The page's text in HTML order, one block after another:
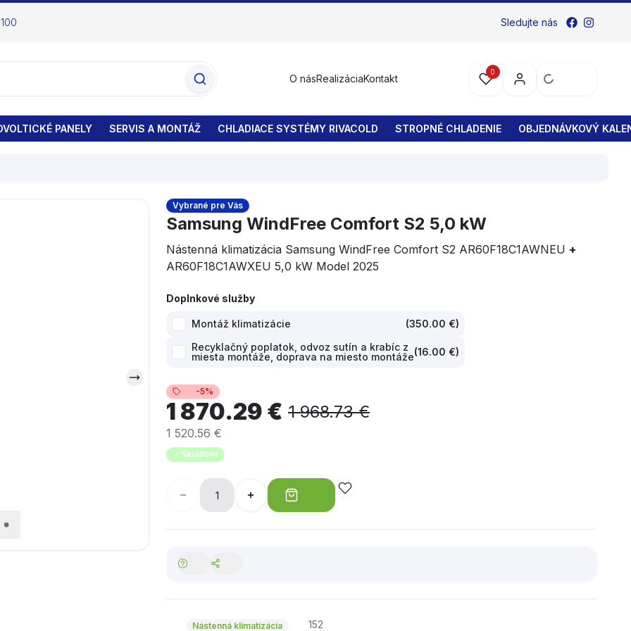
Sledujte nás
O násRealizáciaKontakt
0
PANELY SERVIS A MONTÁŽ CHLADIACE SYSTÉMY RIVACOLD STROPNÉ CHLADENIE OBJEDNÁVKOVÝ
Vybrané pre Vás
Samsung WindFree Comfort S2 5,0 kW
Nástenná klimatizácia Samsung WindFree Comfort S2 AR60F18C1AWNEU +
AR60F18C1AWXEU 5,0 kW Model 2025
Doplnkové služby
Montáž klimatizácie (350.00 €)
Recyklačný poplatok, odvoz sutín a krabíc z
miesta montáže, doprava na miesto montáže(16.00 €)
-5%
1 870.29 € 1 968.73 €
1 520.56 €
Skladom
Nástenná klimatizácia 152